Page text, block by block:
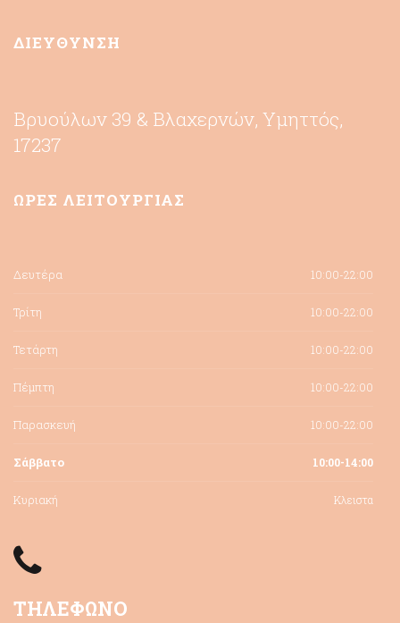
ΔΙΕΥΘΥΝΣΗ
Βρυούλων 39 & Βλαχερνών, Υμηττός,
17237
ΩΡΕΣ ΛΕΙΤΟΥΡΓΙΑΣ
Δευτέρα 10:00-22:00
Τρίτη 10:00-22:00
Τετάρτη 10:00-22:00
Πέμπτη 10:00-22:00
Παρασκευή 10:00-22:00
Σάββατο 10:00-14:00
Κυριακή Κλειστα
ΤΗΛΕΦΩΝΟ